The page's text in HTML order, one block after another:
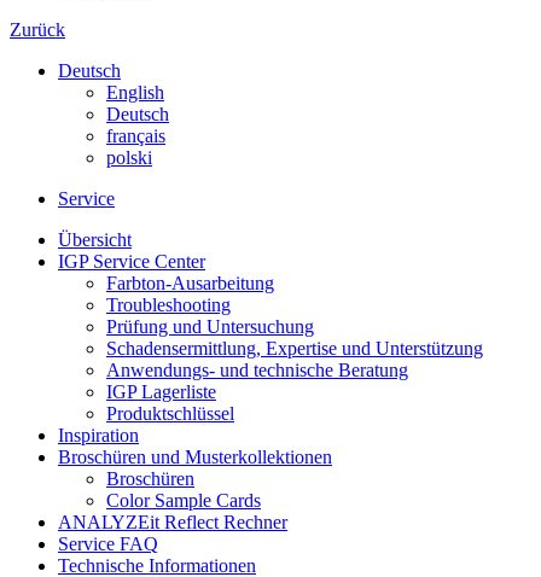
Zurück
Deutsch
English
Deutsch
français
polski
Service
Übersicht
IGP Service Center
Farbton-Ausarbeitung
Troubleshooting
Prüfung und Untersuchung
Schadensermittlung, Expertise und Unterstützung
Anwendungs- und technische Beratung
IGP Lagerliste
Produktschlüssel
Inspiration
Broschüren und Musterkollektionen
Broschüren
Color Sample Cards
ANALYZEit Reflect Rechner
Service FAQ
Technische Informationen